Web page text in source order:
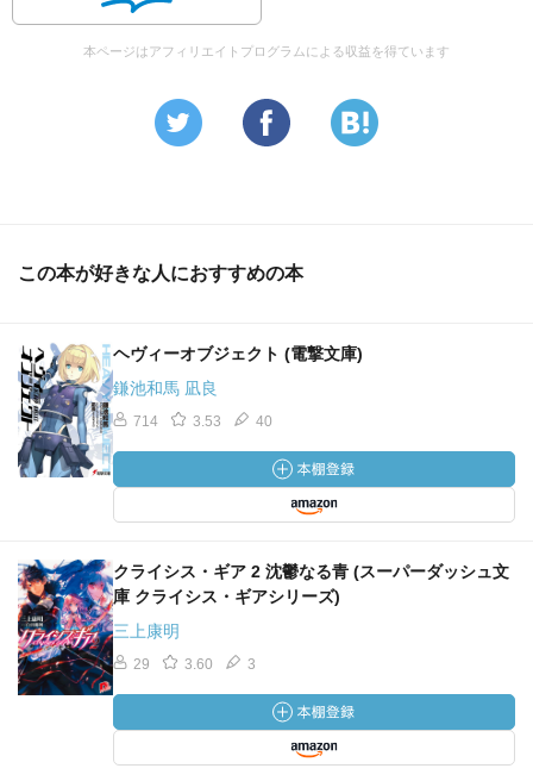
本ページはアフィリエイトプログラムによる収益を得ています
この本が好きな人におすすめの本
ヘヴィーオブジェクト (電撃文庫)
鎌池和馬 凪良
714 3.53 40
クライシス・ギア 2 沈鬱なる青 (スーパーダッシュ文
庫 クライシス・ギアシリーズ)
三上康明
29 3.60 3